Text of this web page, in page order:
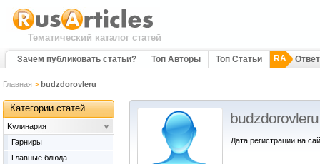
Тематический каталог статей
Зачем публиковать статьи? Топ Авторы Топ Статьи RA
Главная > budzdorovleru
budzdorovleru
Дата регистрации на
Категории статей
Kулинария
Гарниры
Главные блюда